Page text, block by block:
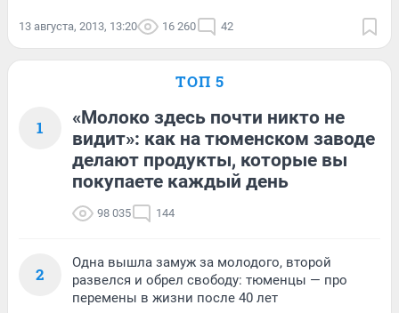
13 августа, 2013, 13:20 16 260 42
ТОП 5
1
«Молоко здесь почти никто не
видит»: как на тюменском заводе
делают продукты, которые вы
покупаете каждый день
98 035 144
2
Одна вышла замуж за молодого, второй
развелся и обрел свободу: тюменцы — про
перемены в жизни после 40 лет